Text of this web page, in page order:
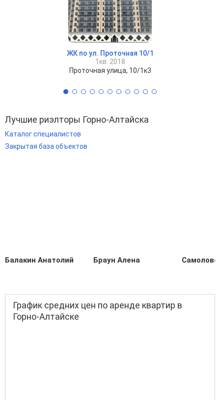
ЖК по ул. Проточная 10/1
1кв. 2018
Проточная улица, 10/1к3
Лучшие риэлторы Горно-Алтайска
Каталог специалистов
Закрытая база объектов
Балакин Анатолий Браун Алена
График средних цен по аренде квартир в
Горно-Алтайске